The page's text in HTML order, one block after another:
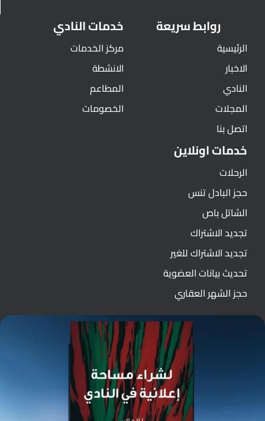
روابط سريعة
الرئيسية
الاخبار
النادي
المجلات
اتصل بنا
خدمات النادي
مركز الخدمات
الانشطة
المطاعم
الخصومات
خدمات اونلاين
الرحلات
حجز البادل تنس
الشاتل باص
تجديد الاشتراك
تجديد الاشتراك للغير
تحديث بيانات العضوية
حجز الشهر العقاري